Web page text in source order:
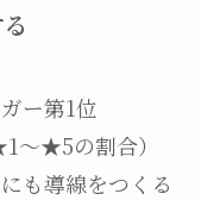
ー第1位
〜★5の割合）
も導線をつくる